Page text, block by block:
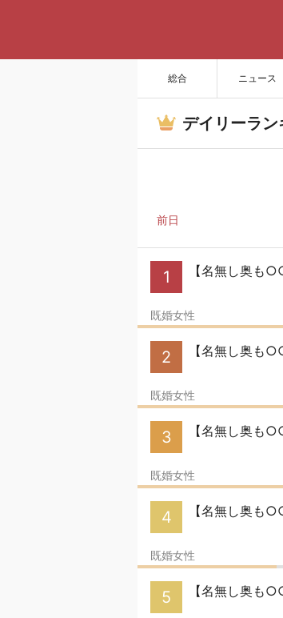
総合 ニュース
デイリーラン
前日
1 【名無し奥も
既婚女性
2 【名無し奥も
既婚女性
3 【名無し奥も
既婚女性
4 【名無し奥も
既婚女性
5 【名無し奥も